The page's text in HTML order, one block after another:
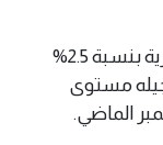
كما هبط البلاتين في المعاملات الفورية بنسبة 2.5%
تسجيله مستوى